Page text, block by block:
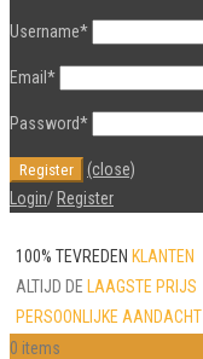
Username*
Email *
Password*
(close)
Login/ Register
100% TEVREDEN KLANTEN
ALTIJD DE LAAGSTE PRIJS
PERSOONLIJKE AANDACHT
0 items